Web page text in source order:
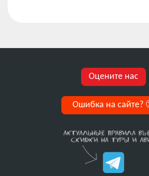
Оцените нас
Ошибка на сайте?